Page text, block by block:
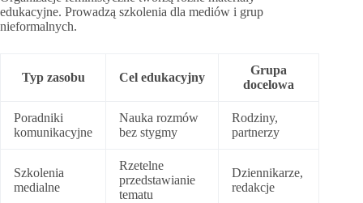
edukacyjne. Prowadzą szkolenia dla mediów i grup
nieformalnych.
Typ zasobu Cel edukacyjny
Grupa
docelowa
Poradniki
komunikacyjne
Nauka rozmów
bez stygmy
Rodziny,
partnerzy
Szkolenia
medialne
Rzetelne
przedstawianie
tematu
Dziennikarze,
redakcje